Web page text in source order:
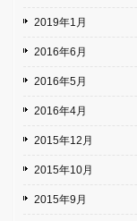
2019年1月
2016年6月
2016年5月
2016年4月
2015年12月
2015年10月
2015年9月